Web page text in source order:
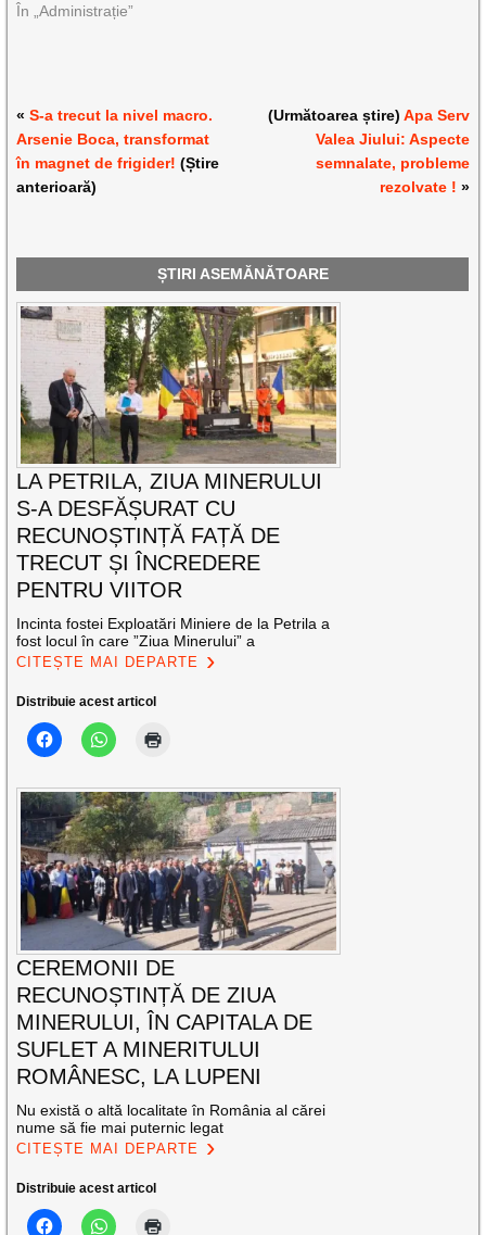
În „Administrație”
«S-a trecut la nivel macro.
Arsenie Boca, transformat
în magnet de frigider! (Știre
anterioară)
(Următoarea știre) Apa Serv
Valea Jiului: Aspecte
semnalate, probleme
rezolvate ! »
ȘTIRI ASEMĂNĂTOARE
LA PETRILA, ZIUA MINERULUI
S-A DESFĂȘURAT CU
RECUNOȘTINȚĂ FAȚĂ DE
TRECUT ȘI ÎNCREDERE
PENTRU VIITOR
Incinta fostei Exploatări Miniere de la Petrila a
fost locul în care ”Ziua Minerului” a
CITEȘTE MAI DEPARTE
Distribuie acest articol
CEREMONII DE
RECUNOȘTINȚĂ DE ZIUA
MINERULUI, ÎN CAPITALA DE
SUFLET A MINERITULUI
ROMÂNESC, LA LUPENI
Nu există o altă localitate în România al cărei
nume să fie mai puternic legat
CITEȘTE MAI DEPARTE
Distribuie acest articol